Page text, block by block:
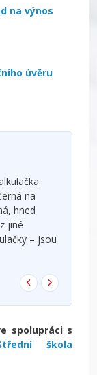
na výnos
úvěru
na
– jsou
spolupráci s
škola